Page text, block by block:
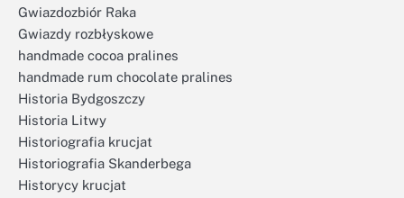
Gwiazdozbiór Raka
Gwiazdy rozbłyskowe
handmade cocoa pralines
handmade rum chocolate pralines
Historia Bydgoszczy
Historia Litwy
Historiografia krucjat
Historiografia Skanderbega
Historycy krucjat